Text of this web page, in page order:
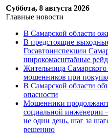
Суббота, 8 августа 2026
Главные новости
В Самарской области
В предстоящие
Госавтоинспекции
широкомасштабные
Жительница Самарского
мошенников при
В Самарской области
опасности
Мошенники продолжают
социальной инженерии
не один день, шаг за
решению